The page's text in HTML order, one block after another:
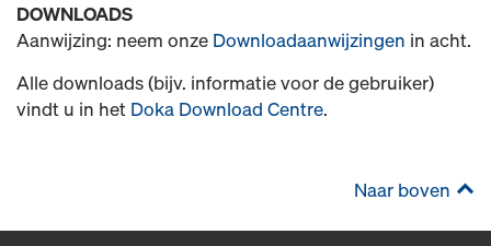
DOWNLOADS
Aanwijzing: neem onze Downloadaanwijzingen in acht.
Alle downloads (bijv. informatie voor de gebruiker)
vindt u in het Doka Download Centre.
Naar boven